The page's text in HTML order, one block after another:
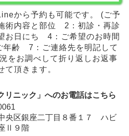
から予約も可能です。 (ご予
術内容と部位 2：初診・再診
お日にち 4：ご希望のお時間
齢 7：ご連絡先を明記して
をお調べして折り返しお返事
て頂きます。
リニック」へのお電話はこちら
央区銀座二丁目８番１７ ハビ
Ⅱ９階